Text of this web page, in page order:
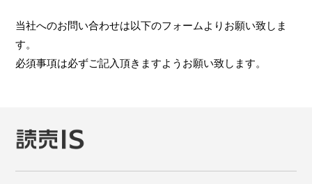
当社へのお問い合わせは以下のフォームよりお願い致しま
す。
必須事項は必ずご記入頂きますようお願い致します。